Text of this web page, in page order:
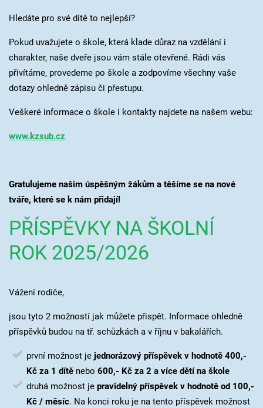
Hledáte pro své dítě to nejlepší?
Pokud uvažujete o škole, která klade důraz na vzdělání i
charakter, naše dveře jsou vám stále otevřené. Rádi vás
přivítáme, provedeme po škole a zodpovíme všechny vaše
dotazy ohledně zápisu či přestupu.
Veškeré informace o škole i kontakty najdete na našem webu:
www.kzsub.cz
Gratulujeme našim úspěšným žákům a těšíme se na nové
tváře, které se k nám přidají!
PŘÍSPĚVKY NA ŠKOLNÍ
ROK 2025/2026
Vážení rodiče,
jsou tyto 2 možností jak můžete přispět. Informace ohledně
příspěvků budou na tř. schůzkách a v říjnu v bakalářích.
první možnost je jednorázový příspěvek v hodnotě 400,-
Kč za 1 dítě nebo 600,- Kč za 2 a více dětí na škole
druhá možnost je pravidelný příspěvek v hodnotě od 100,-
Kč / měsíc. Na konci roku je na tento příspěvek možnost